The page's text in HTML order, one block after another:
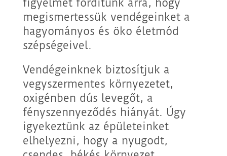
figyelmet fordítunk arra, hogy
megismertessük vendégeinket a
hagyományos és öko életmód
szépségeivel.
Vendégeinknek biztosítjuk a
vegyszermentes környezetet,
oxigénben dús levegőt, a
fényszennyeződés hiányát. Úgy
igyekeztünk az épületeinket
elhelyezni, hogy a nyugodt,